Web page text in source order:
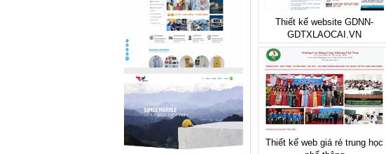
Thiết kế website GDNN-
GDTXLAOCAI.VN
Thiết kế web giá rẻ trung học